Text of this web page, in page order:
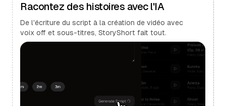
Racontez des histoires avec l'IA
De l'écriture du script à la création de vidéo avec
voix off et sous-titres, StoryShort fait tout.